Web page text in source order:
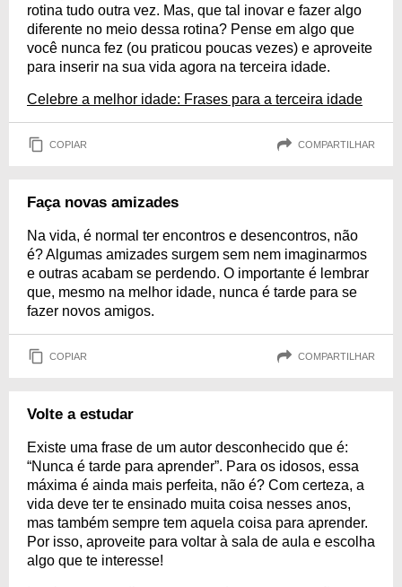
rotina tudo outra vez. Mas, que tal inovar e fazer algo
diferente no meio dessa rotina? Pense em algo que
você nunca fez (ou praticou poucas vezes) e aproveite
para inserir na sua vida agora na terceira idade.
Celebre a melhor idade: Frases para a terceira idade
COPIAR COMPARTILHAR
Faça novas amizades
Na vida, é normal ter encontros e desencontros, não
é? Algumas amizades surgem sem nem imaginarmos
e outras acabam se perdendo. O importante é lembrar
que, mesmo na melhor idade, nunca é tarde para se
fazer novos amigos.
COPIAR COMPARTILHAR
Volte a estudar
Existe uma frase de um autor desconhecido que é:
“Nunca é tarde para aprender”. Para os idosos, essa
máxima é ainda mais perfeita, não é? Com certeza, a
vida deve ter te ensinado muita coisa nesses anos,
mas também sempre tem aquela coisa para aprender.
Por isso, aproveite para voltar à sala de aula e escolha
algo que te interesse!